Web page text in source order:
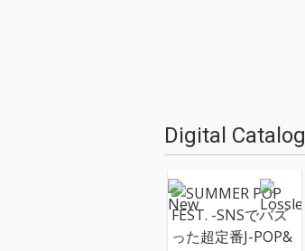
Digital Catalog